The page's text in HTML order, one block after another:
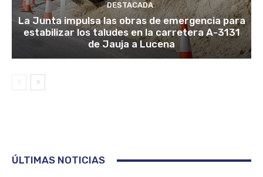
DESTACADA
La Junta impulsa las obras de emergencia para
estabilizar los taludes en la carretera A-3131
de Jauja a Lucena
ÚLTIMAS NOTICIAS